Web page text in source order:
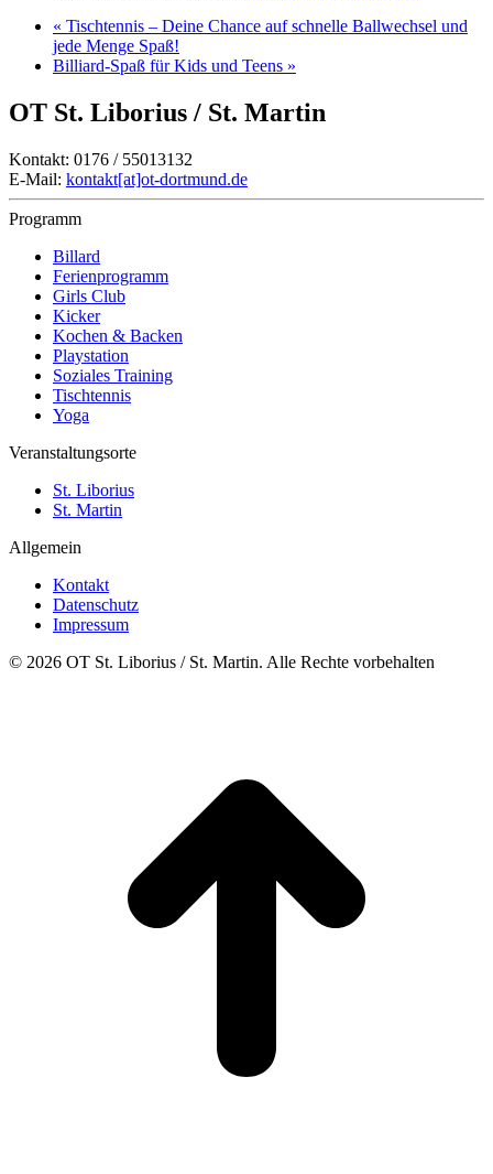
« Tischtennis – Deine Chance auf schnelle Ballwechsel und
jede Menge Spaß!
Billiard-Spaß für Kids und Teens »
OT St. Liborius / St. Martin
Kontakt: 0176 / 55013132
E-Mail: kontakt[at]ot-dortmund.de
Programm
Billard
Ferienprogramm
Girls Club
Kicker
Kochen & Backen
Playstation
Soziales Training
Tischtennis
Yoga
Veranstaltungsorte
St. Liborius
St. Martin
Allgemein
Kontakt
Datenschutz
Impressum
© 2026 OT St. Liborius / St. Martin. Alle Rechte vorbehalten